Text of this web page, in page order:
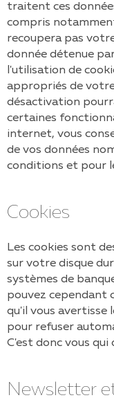
traitent ces
compris
recoupera pas
donnée détenue
l'utilisation de
appropriés de
désactivation
certaines
internet, vous
de vos données
conditions et pour
Cookies
Les cookies sont
sur votre disque
systèmes de
pouvez cependant
qu'il vous avertisse
pour refuser
C'est donc vous qui
Newsletter